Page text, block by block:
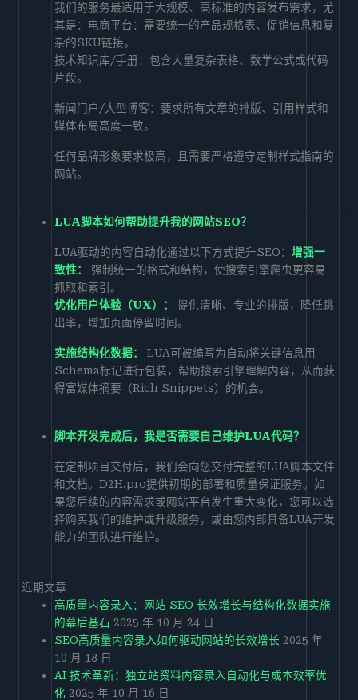
我们的服务最适用于大规模、高标准的内容发布需求，尤
其是：电商平台：需要统一的产品规格表、促销信息和复
杂的SKU链接。
技术知识库/手册：包含大量复杂表格、数学公式或代码
片段。
新闻门户/大型博客：要求所有文章的排版、引用样式和
媒体布局高度一致。
任何品牌形象要求极高，且需要严格遵守定制样式指南的
网站。
LUA脚本如何帮助提升我的网站SEO？
LUA驱动的内容自动化通过以下方式提升SEO：增强一
致性：
强制统一的格式和结构，使搜索引擎爬虫更容易
抓取和索引。
优化用户体验（UX）：
提供清晰、专业的排版，降低跳
出率，增加页面停留时间。
实施结构化数据：
LUA可被编写为自动将关键信息用
Schema标记进行包装，帮助搜索引擎理解内容，从而获
得富媒体摘要（Rich Snippets）的机会。
脚本开发完成后，我是否需要自己维护LUA代码？
在定制项目交付后，我们会向您交付完整的LUA脚本文件
和文档。D2H.pro提供初期的部署和质量保证服务。如
果您后续的内容需求或网站平台发生重大变化，您可以选
择购买我们的维护或升级服务，或由您内部具备LUA开发
能力的团队进行维护。
近期文章
高质量内容录入：网站 SEO 长效增长与结构化数据实施
的幕后基石 2025 年 10 月 24 日
SEO高质量内容录入如何驱动网站的长效增长 2025 年
10 月 18 日
AI 技术革新：独立站资料内容录入自动化与成本效率优
化 2025 年 10 月 16 日